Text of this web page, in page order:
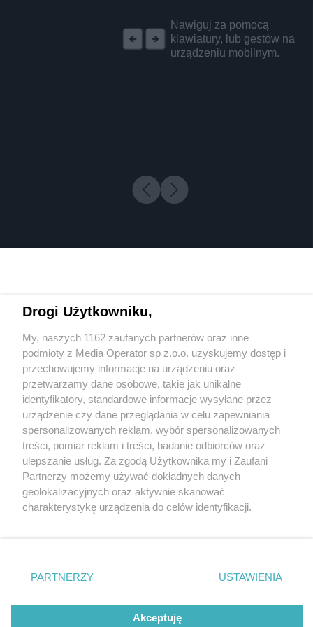
Nawiguj za pomocą
klawiatury, lub gestów na
urządzeniu mobilnym.
2 / 0
Wydawca mediów lokalnych
Nie zapomnij
zapoznać się z:
polityką prywatności regulamin korzystania z portali
Twojemiasto
Piekary Śląskie
Chorzów
Tarnowskie Góry
Gliwice
Skontakuj sięz nami
Kontakt
Wydawca
Redakcja
Drogi Użytkowniku,
My, naszych 1162 zaufanych partnerów oraz inne
podmioty z Media Operator sp z.o.o. uzyskujemy dostęp i
przechowujemy informacje na urządzeniu oraz
przetwarzamy dane osobowe, takie jak unikalne
identyfikatory, standardowe informacje wysyłane przez
urządzenie czy dane przeglądania w celu zapewniania
spersonalizowanych reklam, wybór spersonalizowanych
treści, pomiar reklam i treści, badanie odbiorców oraz
ulepszanie usług. Za zgodą Użytkownika my i Zaufani
Partnerzy możemy używać dokładnych danych
geolokalizacyjnych oraz aktywnie skanować
charakterystykę urządzenia do celów identyfikacji.
zmienić/wycofać klikając przycisk ustawień prywatności
znajdujący się w lewym dolnym rogu strony
rodzaje przetwarzania danych nie wymagają zgody
użytkownika, ale masz prawo sprzeciwić się takiemu
PARTNERZY USTAWIENIA
Akceptuję